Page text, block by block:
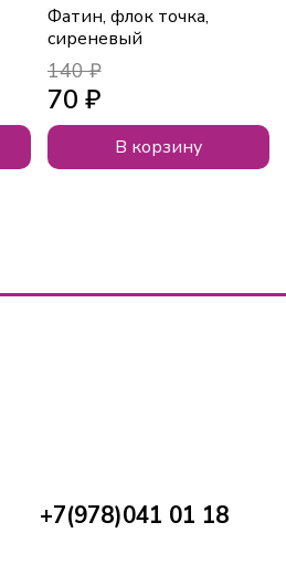
Фатин, флок точка,
сиреневый
140 ₽
70 ₽
В корзину
+7(978)041 01 18